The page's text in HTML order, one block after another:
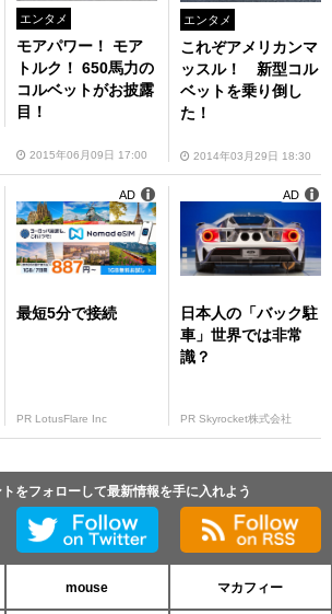
エンタメ
モアパワー！ モア
トルク！ 650馬力の
コルベットがお披露
目！
2015年06月09日 17:00
エンタメ
これぞアメリカンマ
ッスル！ 新型コル
ベットを乗り倒し
た！
2014年03月29日 18:30
最短5分で接続
PR LotusFlare Inc
AD
日本人の「バック駐
車」世界では非常
識？
PR Skyrocket株式会社
AD
をフォローして最新情報を手に入れよう
mouse マカフィー